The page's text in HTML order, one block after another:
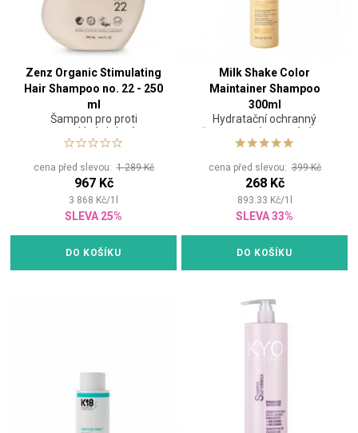
Zenz Organic Stimulating
Hair Shampoo no. 22 - 250
ml
Šampon pro proti
vypadávání vlasů
cena před slevou:1 289 Kč
967 Kč
3 868 Kč/1
SLEVA 25%
DO KOŠÍKU
Milk Shake Color
Maintainer Shampoo
300ml
Hydratační ochranný
šampon na barvené vlasy
cena před slevou:399 Kč
268 Kč
893.33 Kč/1
SLEVA 33%
DO KOŠÍKU